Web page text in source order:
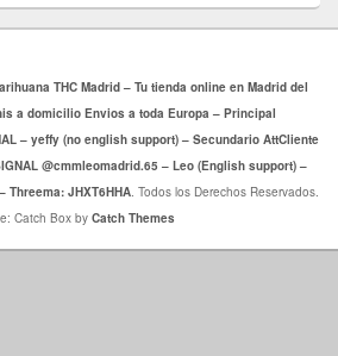
THC Madrid – Tu tienda online en Madrid del
a domicilio Envios a toda Europa – Principal
– yeffy (no english support) – Secundario AttCliente
@cmmleomadrid.65 – Leo (English support) –
Threema: JHXT6HHA. Todos los Derechos Reservados.
Catch Box by Catch Themes